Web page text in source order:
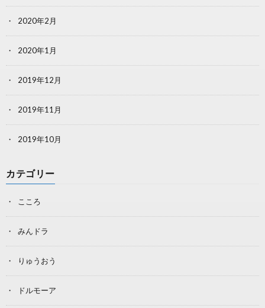
2020年2月
2020年1月
2019年12月
2019年11月
2019年10月
カテゴリー
こころ
みんドラ
りゅうおう
ドルモーア